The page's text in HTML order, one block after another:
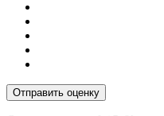
Отправить оценку